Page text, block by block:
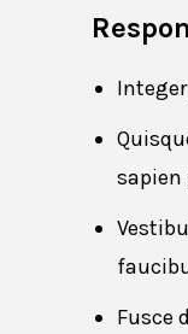
sapien
Fusce